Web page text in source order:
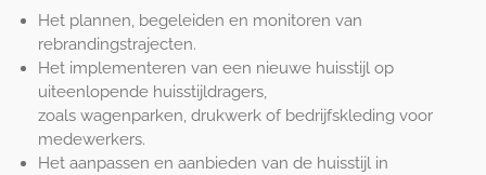
Het plannen, begeleiden en monitoren van
rebrandingstrajecten.
Het implementeren van een nieuwe huisstijl op
uiteenlopende huisstijldragers,
zoals wagenparken, drukwerk of bedrijfskleding voor
medewerkers.
Het aanpassen en aanbieden van de huisstijl in